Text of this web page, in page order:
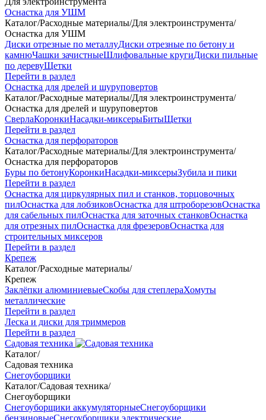
Оснастка для УШМ
Каталог/Расходные материалы/Для электроинструмента/
Оснастка для УШМ
Диски отрезные по металлуДиски отрезные по бетону и
камнюЧашки зачистныеШлифовальные кругиДиски пильные
по деревуЩетки
Перейти в раздел
Оснастка для дрелей и шуруповертов
Каталог/Расходные материалы/Для электроинструмента/
Оснастка для дрелей и шуруповертов
СверлаКоронкиНасадки-миксерыБитыЩетки
Перейти в раздел
Оснастка для перфораторов
Каталог/Расходные материалы/Для электроинструмента/
Оснастка для перфораторов
Буры по бетонуКоронкиНасадки-миксерыЗубила и пики
Перейти в раздел
Оснастка для циркулярных пил и станков, торцовочных
пилОснастка для лобзиковОснастка для штроборезовОснастка
для сабельных пилОснастка для заточных станковОснастка
для отрезных пилОснастка для фрезеровОснастка для
строительных миксеров
Перейти в раздел
Крепеж
Каталог/Расходные материалы/
Крепеж
Заклёпки алюминиевыеСкобы для степлераХомуты
металлические
Перейти в раздел
Леска и диски для триммеров
Перейти в раздел
Садовая техника
Каталог/
Садовая техника
Снегоуборщики
Каталог/Садовая техника/
Снегоуборщики
Снегоуборщики аккумуляторныеСнегоуборщики
бензиновыеСнегоуборщики электрические